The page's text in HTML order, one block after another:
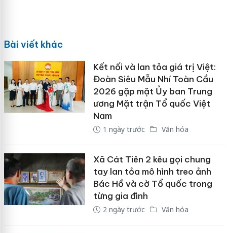
Bài viết khác
Kết nối và lan tỏa giá trị Việt:
Đoàn Siêu Mẫu Nhí Toàn Cầu
2026 gặp mặt Ủy ban Trung
ương Mặt trận Tổ quốc Việt
Nam
1 ngày trước Văn hóa
Xã Cát Tiên 2 kêu gọi chung
tay lan tỏa mô hình treo ảnh
Bác Hồ và cờ Tổ quốc trong
từng gia đình
2 ngày trước Văn hóa